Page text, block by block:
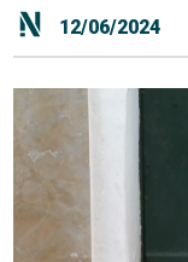
12/06/2024